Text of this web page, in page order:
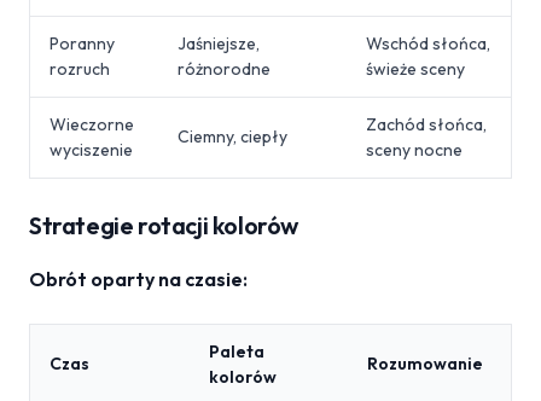
Poranny
rozruch
Jaśniejsze,
różnorodne
Wschód słońca,
świeże sceny
Wieczorne
wyciszenie
Ciemny, ciepły
Zachód słońca,
sceny nocne
Strategie rotacji kolorów
Obrót oparty na czasie:
Czas
Paleta
kolorów
Rozumowanie